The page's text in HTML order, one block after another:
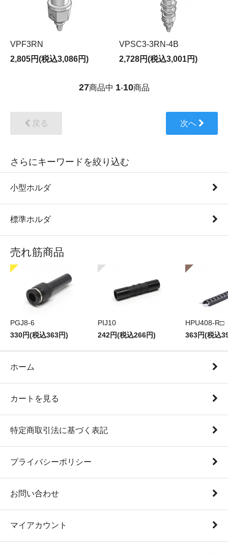
VPF3RN
2,805円(税込3,086円)
VPSC3-3RN-4B
2,728円(税込3,001円)
27商品中 1-10商品
戻る 次へ
さらにキーワードを絞り込む
小型ホルダ
標準ホルダ
売れ筋商品
PGJ8-6
330円(税込363円)
PIJ10
242円(税込266円)
HPU408-R□
363円(税込
ホーム
カートを見る
特定商取引法に基づく表記
プライバシーポリシー
お問い合わせ
マイアカウント